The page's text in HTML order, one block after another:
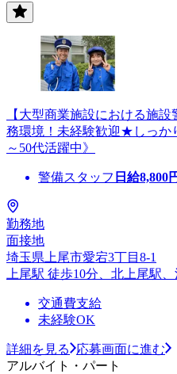
【大型商業施設における施
務環境！未経験歓迎★しっか
～50代活躍中》
警備スタッフ 日給8,800
勤務地
面接地
埼玉県上尾市愛宕3丁目8-1
上尾駅 徒歩10分、北上尾駅
交通費支給
未経験OK
詳細を見る
応募画面に進む
アルバイト・パート